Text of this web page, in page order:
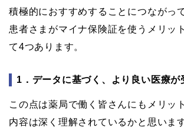
積極的におすすめすることにつながっ
患者さまがマイナ保険証を使うメリッ
て4つあります。
1．データに基づく、より良い医療が
この点は薬局で働く皆さんにもメリッ
内容は深く理解されているかと思います